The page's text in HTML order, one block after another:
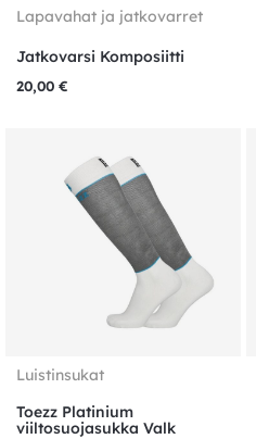
Lapavahat ja jatkovarret
Jatkovarsi Komposiitti
20,00 €
Luistinsukat
Toezz Platinium
viiltosuojasukka Valk